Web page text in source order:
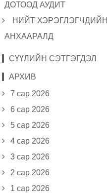
ДОТООД АУДИТ
НИЙТ ХЭРЭГЛЭГЧДИЙН
АНХААРАЛД
СҮҮЛИЙН СЭТГЭГДЭЛ
АРХИВ
7 сар 2026
6 сар 2026
5 сар 2026
4 сар 2026
3 сар 2026
2 сар 2026
1 сар 2026